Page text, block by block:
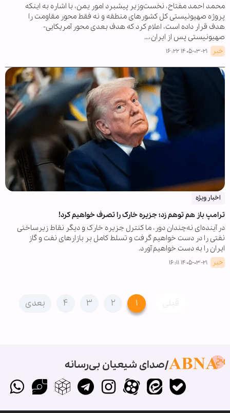
محمد احمد مفتاح، نخست‌وزیر پیشبرد امور یمن، با اشاره به اینکه
پروژه صهیونیستی کل کشورهای منطقه و نه فقط محور مقاومت را
هدف قرار داده است، اعلام کرد که هدف بعدی محور آمریکایی-
صهیونیستی پس از ایران،…
خبر ۱۴۰۵-۰۳-۲۱ ۱۶:۲۲
اخبار ویژه
ترامپ باز هم توهم زد؛ جزیره خارک را تصرف خواهیم کرد!
در آینده‌ای نه‌چندان دور، ما کنترل جزیره خارک و دیگر نقاط زیرساختی
نفتی را در دست خواهیم گرفت و تسلط کامل بر بازارهای نفت و گاز
ایران را به دست خواهیم آورد.
خبر ۱۴۰۵-۰۳-۲۱ ۱۶:۱۱
قبلی ۱ ۲ ۳ ۴ بعدی
صدای شیعیان بی‌رسانه